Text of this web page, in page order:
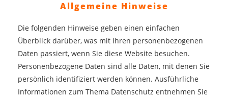
Downloads
Kontakt
FAQ
Allgemeine Hinweise
Die folgenden Hinweise geben einen einfachen
Überblick darüber, was mit Ihren personenbezogenen
Daten passiert, wenn Sie diese Website besuchen.
Personenbezogene Daten sind alle Daten, mit denen Sie
persönlich identifiziert werden können. Ausführliche
Informationen zum Thema Datenschutz entnehmen Sie